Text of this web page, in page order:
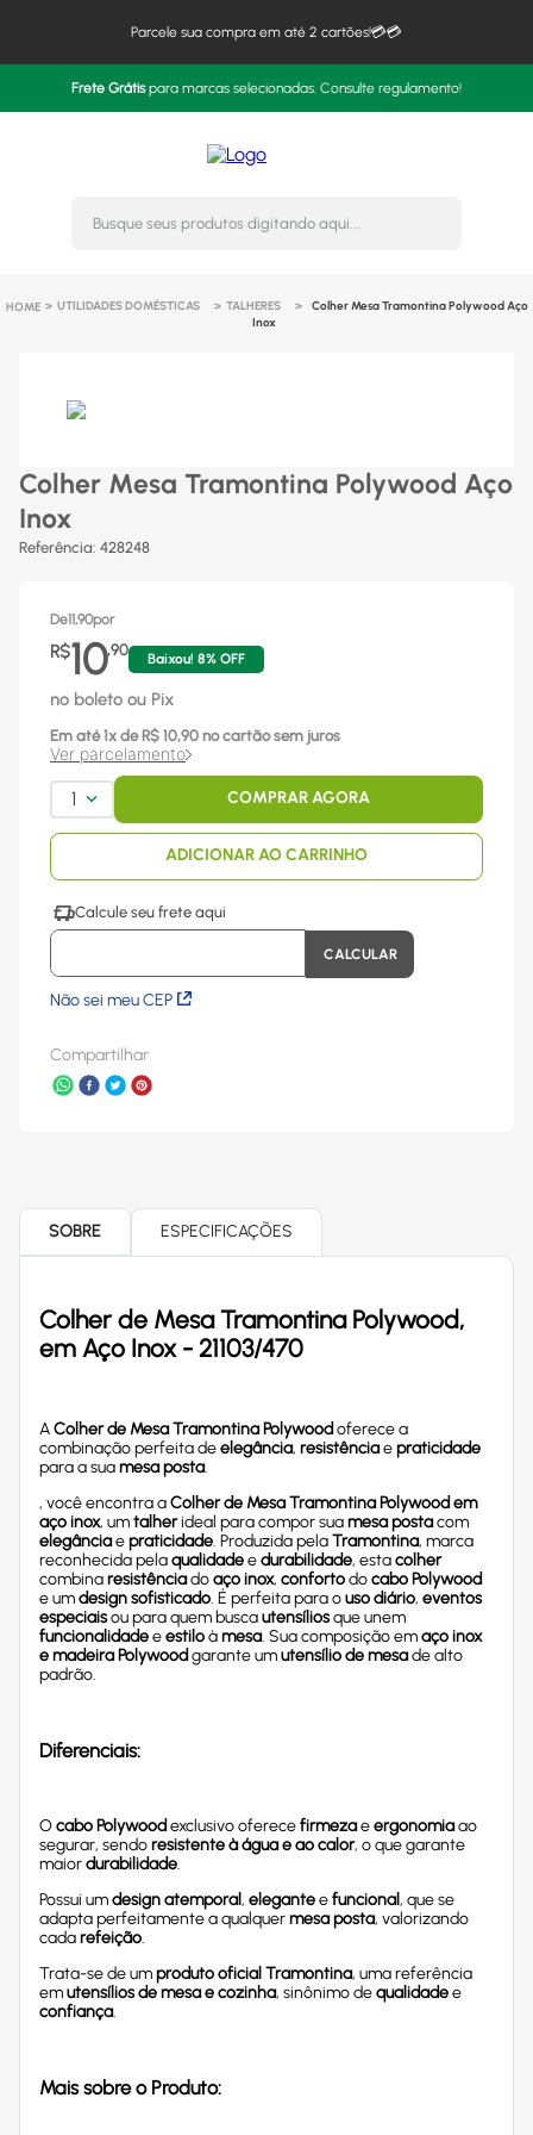
Parcele sua compra em até 2 cartões!💳💳
Frete Grátispara marcas selecionadas. Consulte regulamento!
Busque seus produtos
UTILIDADES DOMÉSTICAS TALHERES
Colher Mesa Tramontina Polywood Aço
Inox
Colher Mesa Tramontina Polywood Aço
Inox
Referência: 428248
De11,90por
R$10,90
Baixou! 8% OFF
no boleto ou Pix
Em até 1x de R$ 10,90 no cartão sem juros
Ver parcelamento
1 COMPRAR AGORA
ADICIONAR AO CARRINHO
Não sei meu CEP
Compartilhar
SOBRE ESPECIFICAÇÕES
Colher de Mesa Tramontina Polywood,
em Aço Inox - 21103/470
AColher de Mesa Tramontina Polywood oferece a
combinação perfeita deelegância, resistênciaepraticidade
para a suamesa posta.
, você encontra aColher de Mesa Tramontina Polywood em
aço inox, umtalherideal para compor suamesa postacom
elegânciaepraticidade. Produzida pelaTramontina, marca
reconhecida pelaqualidadeedurabilidade, estacolher
combinaresistênciadoaço inox, confortodocabo Polywood
e umdesign sofisticado. É perfeita para ouso diário, eventos
especiaisou para quem buscautensíliosque unem
funcionalidadeeestiloàmesa. Sua composição emaço inox
e madeira Polywood garante umutensílio de mesade alto
padrão.
Diferenciais:
Ocabo Polywood exclusivo oferecefirmezaeergonomiaao
segurar, sendoresistente à água e ao calor, o que garante
maiordurabilidade.
Possui umdesign atemporal, eleganteefuncional, que se
adapta perfeitamente a qualquermesa posta, valorizando
cadarefeição.
Trata-se de umproduto oficial Tramontina, uma referência
emutensílios de mesa e cozinha, sinônimo dequalidadee
confiança.
Mais sobre o Produto: